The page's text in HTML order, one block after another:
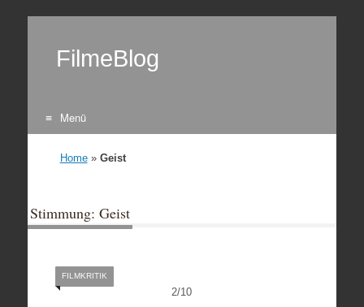
FilmeBlog
Menü
Home» Geist
Stimmung: Geist
2/10
FILMKRITIK